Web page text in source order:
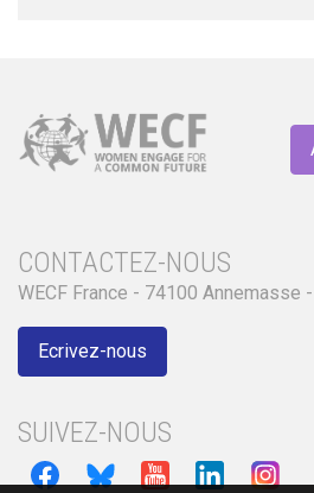
CONTACTEZ-NOUS
WECF France - 74100 Annemasse
Ecrivez-nous
SUIVEZ-NOUS